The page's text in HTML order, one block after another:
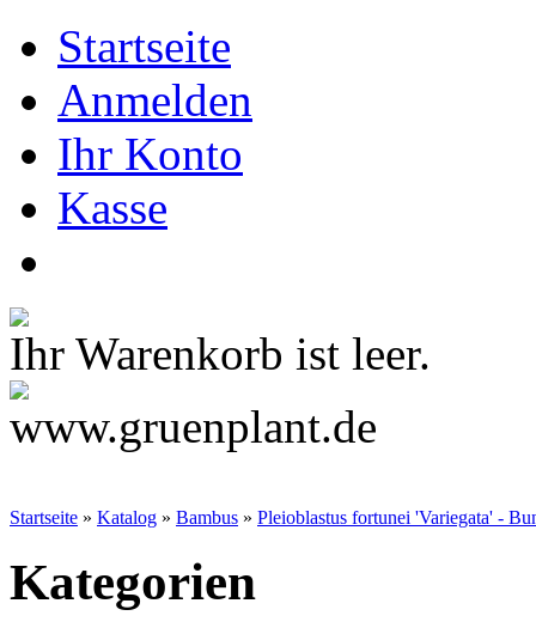
Startseite
Anmelden
Ihr Konto
Kasse
Ihr Warenkorb ist leer.
Startseite » Katalog » Bambus » Pleioblastus fortunei 'Variegata' -
Kategorien